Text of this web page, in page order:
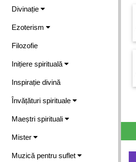
Divinație
Ezoterism
Filozofie
Inițiere spirituală
Inspirație divină
Învățături spirituale
Maeștri spirituali
Mister
Muzică pentru suflet